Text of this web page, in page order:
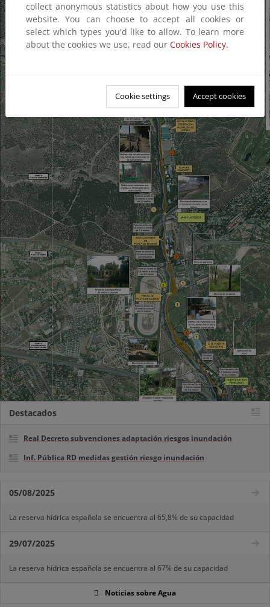
Destacados
Real Decreto subvenciones adaptación riesgos inundación
Inf. Pública RD medidas gestión riesgo inundación
05/08/2025
La reserva hídrica española se encuentra al 65,8% de su capacidad
29/07/2025
La reserva hídrica española se encuentra al 67% de su capacidad
Noticias sobre Agua
collect anonymous statistics about how you use this
website. You can choose to accept all cookies or
select which types you'd like to allow. To learn more
about the cookies we use, read our Cookies Policy.
Cookie settings Accept cookies